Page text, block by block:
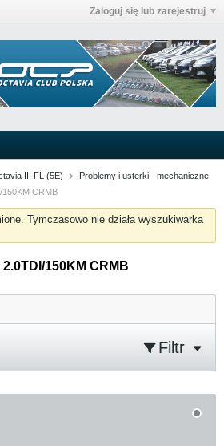
Zaloguj się lub zarejestruj
III FL (5E)
Problemy i usterki - mechaniczne
CRMB
Tymczasowo nie działa wyszukiwarka
150KM CRMB
Filtr